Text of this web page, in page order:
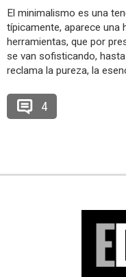
El minimalismo es una
típicamente, aparece una
herramientas, que por
se van sofisticando,
reclama la pureza, la
4